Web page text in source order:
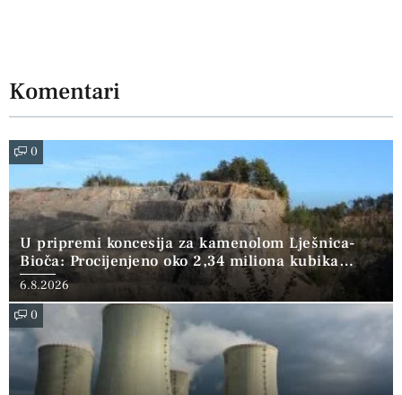
Komentari
0
U pripremi koncesija za kamenolom Lješnica-
Bioča: Procijenjeno oko 2,34 miliona kubika
kamena
6.8.2026
0